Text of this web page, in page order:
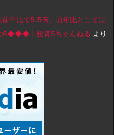
前年比で5.5倍、前年比としては
| 投資5ちゃんねる より